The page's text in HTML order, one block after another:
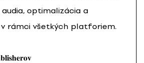
optimalizácia a
rámci všetkých platforiem.